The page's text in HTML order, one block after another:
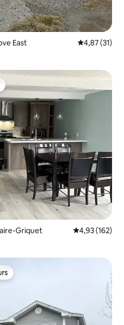
East Évaluation
4,87 (31)
Griquet Évaluation
4,93 (162)
plus appréciés